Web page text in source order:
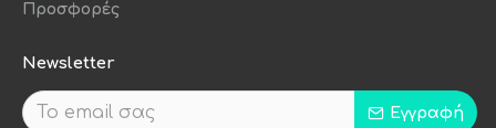
Προσφορές
Newsletter
Εγγραφή